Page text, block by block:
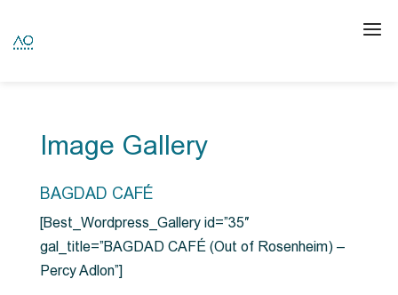
Image Gallery
BAGDAD CAFÉ
[Best_Wordpress_Gallery id=”35″
gal_title=”BAGDAD CAFÉ (Out of Rosenheim) –
Percy Adlon”]